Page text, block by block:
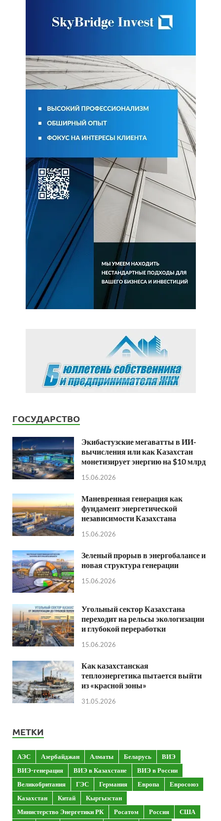
ГОСУДАРСТВО
Экибастузские мегаватты в ИИ-
вычисления или как Казахстан
монетизирует энергию на $10 млрд
15.06.2026
Маневренная генерация как
фундамент энергетической
независимости Казахстана
15.06.2026
Зеленый прорыв в энергобалансе и
новая структура генерации
15.06.2026
Угольный сектор Казахстана
переходит на рельсы экологизации
и глубокой переработки
15.06.2026
Как казахстанская
теплоэнергетика пытается выйти
из «красной зоны»
31.05.2026
МЕТКИ
АЭС Азербайджан Алматы Беларусь
ВИЭ
ВИЭ-генерация
ВИЭ в Казахстане
ВИЭ в России
Великобритания
ГЭС Германия Европа
Евросоюз
Казахстан
Китай
Кыргызстан
Министерство Энергетики РК
Росатом Россия
США